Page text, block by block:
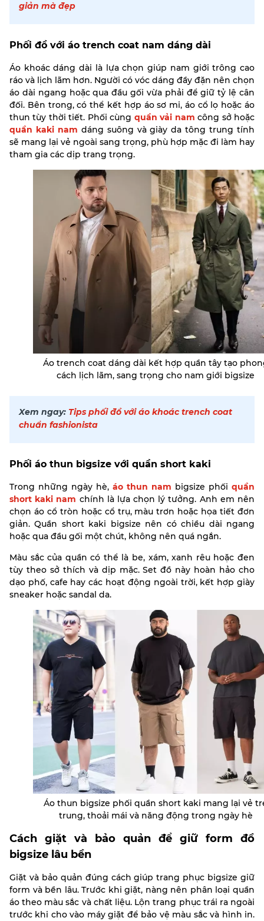
giản mà đẹp
Phối đồ với áo trench coat nam dáng dài
Áo khoác dáng dài là lựa chọn giúp nam giới trông cao
ráo và lịch lãm hơn. Người có vóc dáng đầy đặn nên chọn
áo dài ngang hoặc qua đầu gối vừa phải để giữ tỷ lệ cân
đối. Bên trong, có thể kết hợp áo sơ mi, áo cổ lọ hoặc áo
thun tùy thời tiết. Phối cùng quần vải nam công sở hoặc
quần kaki nam dáng suông và giày da tông trung tính
sẽ mang lại vẻ ngoài sang trọng, phù hợp mặc đi làm hay
tham gia các dịp trang trọng.
Áo trench coat dáng dài kết hợp quần tây tạo
cách lịch lãm, sang trọng cho nam giới bigsize
Xem ngay: Tips phối đồ với áo khoác trench coat
chuẩn fashionista
Phối áo thun bigsize với quần short kaki
Trong những ngày hè, áo thun nam bigsize phối quần
short kaki nam chính là lựa chọn lý tưởng. Anh em nên
chọn áo cổ tròn hoặc cổ trụ, màu trơn hoặc họa tiết đơn
giản. Quần short kaki bigsize nên có chiều dài ngang
hoặc qua đầu gối một chút, không nên quá ngắn.
Màu sắc của quần có thể là be, xám, xanh rêu hoặc đen
tùy theo sở thích và dịp mặc. Set đồ này hoàn hảo cho
dạo phố, cafe hay các hoạt động ngoài trời, kết hợp giày
sneaker hoặc sandal da.
Áo thun bigsize phối quần short kaki mang lại vẻ
trung, thoải mái và năng động trong ngày hè
Cách giặt và bảo quản để giữ form đồ
bigsize lâu bền
Giặt và bảo quản đúng cách giúp trang phục bigsize giữ
form và bền lâu. Trước khi giặt, nàng nên phân loại quần
áo theo màu sắc và chất liệu. Lộn trang phục trái ra ngoài
trước khi cho vào máy giặt để bảo vệ màu sắc và hình in.